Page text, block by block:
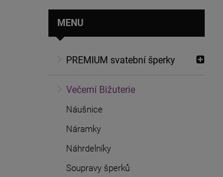
MENU
PREMIUM svatební šperky
Večerní Bižuterie
Náušnice
Náramky
Náhrdelníky
Soupravy šperků